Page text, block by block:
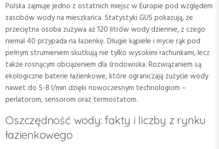
Polska zajmuje jedno z ostatnich miejsc w Europie pod względem
zasobów wody na mieszkańca. Statystyki GUS pokazują, że
przeciętna osoba zużywa aż 120 litrów wody dziennie, z czego
niemal 40 przypada na łazienkę. Długie kąpiele i mycie rąk pod
pełnym strumieniem skutkują nie tylko wysokimi rachunkami, lecz
także rosnącym obciążeniem dla środowiska. Rozwiązaniem są
ekologiczne baterie łazienkowe, które ograniczają zużycie wody
nawet do 5-8 l/min dzięki nowoczesnym technologiom –
perlatorom, sensorom oraz termostatom.
Oszczędność wody: fakty i liczby z rynku
łazienkowego